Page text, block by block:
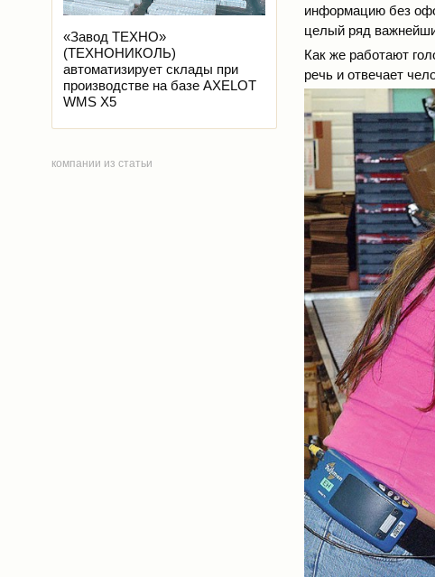
«Завод ТЕХНО»
(ТЕХНОНИКОЛЬ)
автоматизирует склады при
производстве на базе AXELOT
WMS X5
компании из статьи
информацию без
целый ряд
Как же работают
речь и отвечает